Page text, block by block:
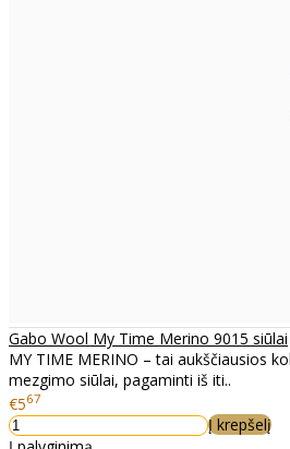
Gabo Wool My Time Merino 9015 siūlai
MY TIME MERINO – tai aukščiausios
mezgimo siūlai, pagaminti iš iti..
€567
Į krepšelį